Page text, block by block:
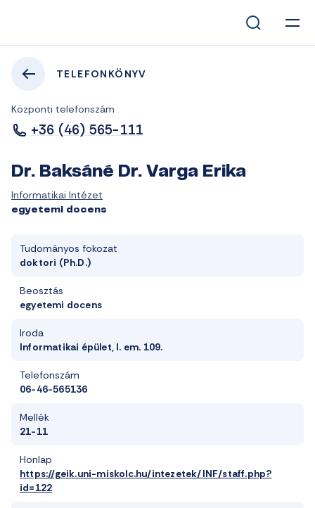
TELEFONKÖNYV
Központi telefonszám
+36 (46) 565-111
Dr. Baksáné Dr. Varga Erika
Informatikai Intézet
egyetemi docens
Tudományos fokozat
doktori (Ph.D.)
Beosztás
egyetemi docens
Iroda
Informatikai épület, I. em. 109.
Telefonszám
06-46-565136
Mellék
21-11
Honlap
https://geik.uni-miskolc.hu/intezetek/INF/staff.php?
id=122